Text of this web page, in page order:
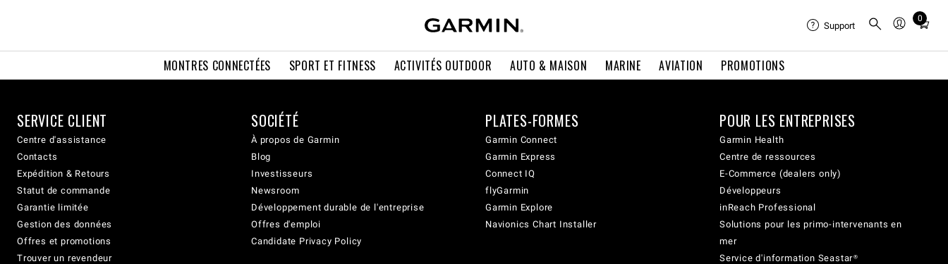
MONTRES CONNECTÉES SPORT ET FITNESS ACTIVITÉS OUTDOOR AUTO & MAISON MARINE AVIATION PROMOTIONS
Support
0
Total
cart:
SERVICE CLIENT
Centre d'assistance
Contacts
Expédition & Retours
Statut de commande
Garantie limitée
Gestion des données
Offres et promotions
Trouver un revendeur
SOCIÉTÉ
À propos de Garmin
Blog
Investisseurs
Newsroom
Développement durable de l'entreprise
Offres d'emploi
Candidate Privacy Policy
PLATES-FORMES
Garmin Connect
Garmin Express
Connect IQ
flyGarmin
Garmin Explore
Navionics Chart Installer
POUR LES ENTREPRISES
Garmin Health
Centre de ressources
E-Commerce (dealers only)
Développeurs
inReach Professional
Solutions pour les primo-intervenants en
mer
Service d'information Seastar®